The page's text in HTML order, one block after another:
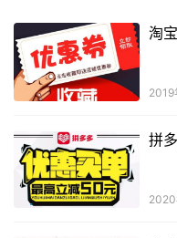
淘
2019
拼
2020